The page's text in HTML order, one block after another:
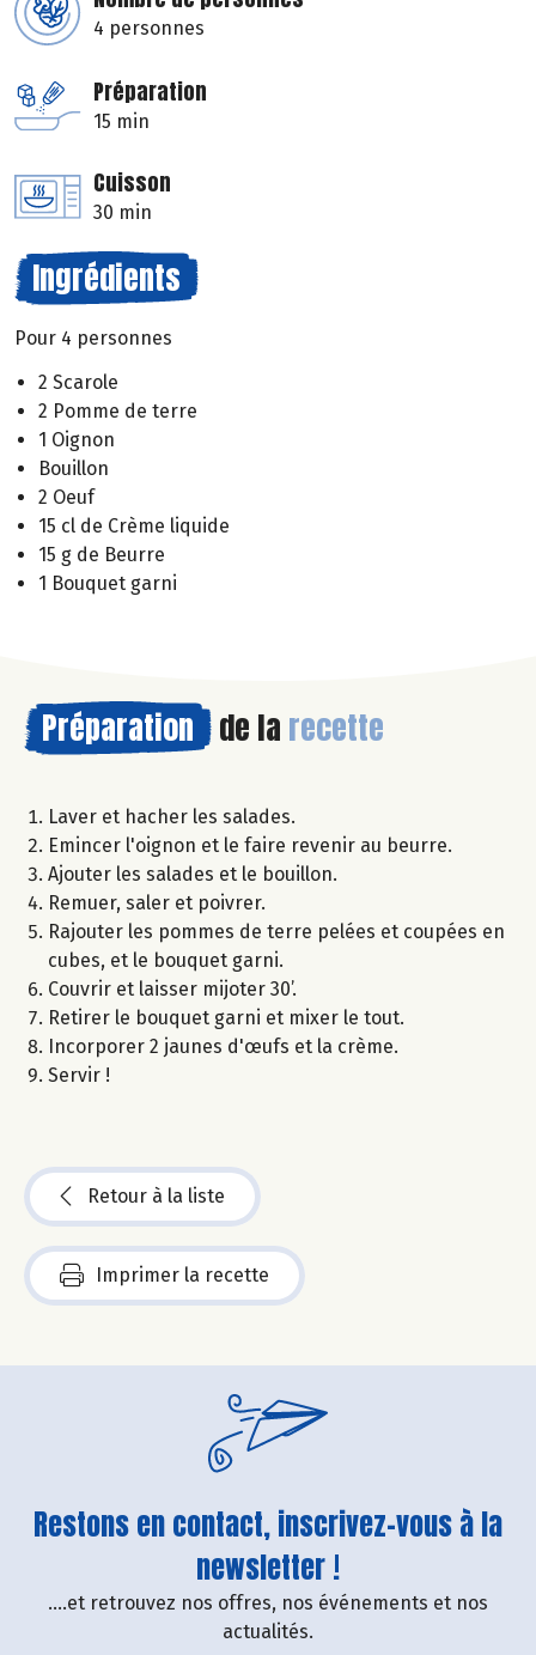
4 personnes
Préparation
15 min
Cuisson
30 min
Ingrédients
Pour 4 personnes
2 Scarole
2 Pomme de terre
1 Oignon
Bouillon
2 Oeuf
15 cl de Crème liquide
15 g de Beurre
1 Bouquet garni
Préparation de la recette
Laver et hacher les salades.
Emincer l'oignon et le faire revenir au beurre.
Ajouter les salades et le bouillon.
Remuer, saler et poivrer.
Rajouter les pommes de terre pelées et coupées en
cubes, et le bouquet garni.
Couvrir et laisser mijoter 30’.
Retirer le bouquet garni et mixer le tout.
Incorporer 2 jaunes d'œufs et la crème.
Servir !
Retour à la liste
Imprimer la recette
Restons en contact, inscrivez-vous à la
newsletter !
....et retrouvez nos offres, nos événements et nos
actualités.